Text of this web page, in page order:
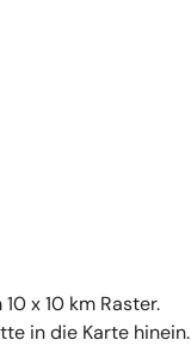
x 10 km Raster.
in die Karte hinein.